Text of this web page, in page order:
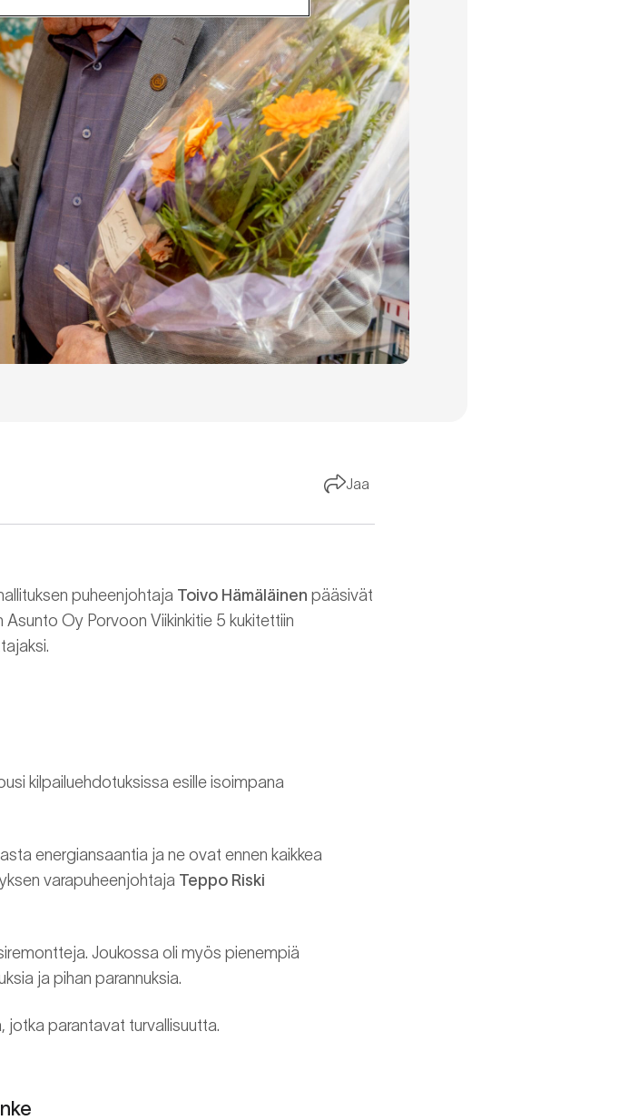
Jaa
puheenjohtajaToivo Hämäläinen pääsivät
Oy Porvoon Viikinkitie 5 kukitettiin
kilpailuehdotuksissa esille isoimpana
energiansaantia ja ne ovat ennen kaikkea
varapuheenjohtaja Teppo Riski
Joukossa oli myös pienempiä
ja pihan parannuksia.
jotka parantavat turvallisuutta.